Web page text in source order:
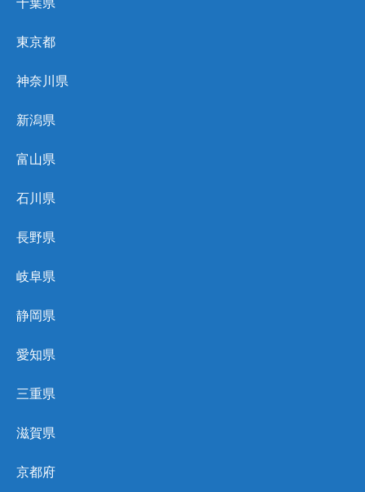
東京都
神奈川県
新潟県
富山県
石川県
長野県
岐阜県
静岡県
愛知県
三重県
滋賀県
京都府